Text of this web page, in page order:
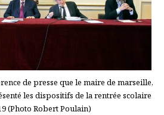
de presse que le maire de marseille,
les dispositifs de la rentrée scolaire
(Photo Robert Poulain)